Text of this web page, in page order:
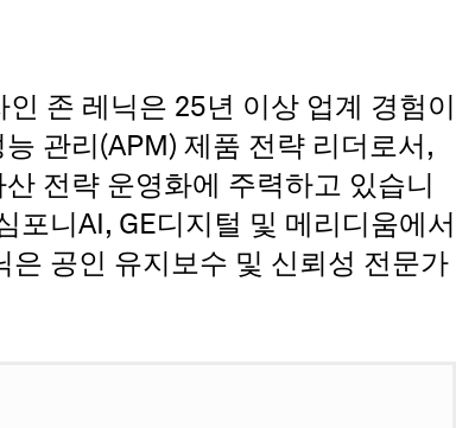
존 레닉은 25년 이상 업계 경험이
관리(APM) 제품 전략 리더로서,
전략 운영화에 주력하고 있습니
포니AI, GE디지털 및 메리디움에서
공인 유지보수 및 신뢰성 전문가